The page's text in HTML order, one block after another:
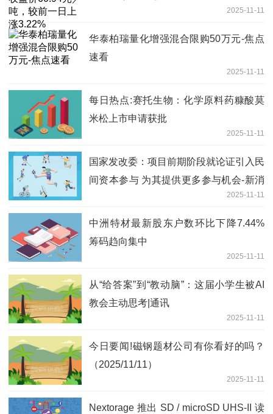
2025-11-11
华泰柏瑞量化增强混合限购50万元-焦点
速看
2025-11-11
每日热点:赛托生物：化学原料药糠酸莫
米松上市申请获批
2025-11-11
国家发改委：项目前期阶段就论证引入民
间资本参与 为其提供更多参与机会-新消
2025-11-11
中洲特材最新股东户数环比下降7.44%
筹码趋向集中
2025-11-11
从“给答案”到“教动脑”：这届小学生被AI
教会主动思考|通讯
2025-11-11
今日要闻!磁钢题材公司有你看好的吗？
（2025/11/11）
2025-11-11
Nextorage 推出 SD / microSD UHS-II 读